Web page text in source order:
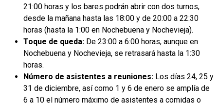
21:00 horas y los bares podrán abrir con dos turnos,
desde la mañana hasta las 18:00 y de 20:00 a 22:30
horas (hasta la 1:00 en Nochebuena y Nochevieja).
Toque de queda: De 23:00 a 6:00 horas, aunque en
Nochebuena y Nochevieja, se retrasará hasta la 1:30
horas.
Número de asistentes a reuniones: Los días 24, 25 y
31 de diciembre, así como 1 y 6 de enero se amplía de
6 a 10 el número máximo de asistentes a comidas o